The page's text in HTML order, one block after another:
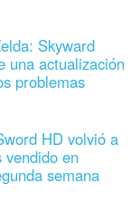
Skyward
una actualización
problemas
HD volvió a
vendido en
semana